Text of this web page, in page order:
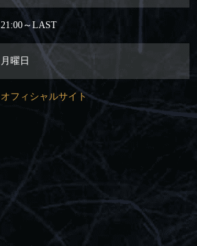
21:00～LAST
月曜日
オフィシャルサイト